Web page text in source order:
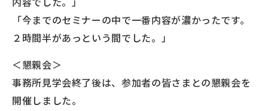
「今までのセミナーの中で一番内容が濃かったです。
２時間半があっという間でした。」
＜懇親会＞
事務所見学会終了後は、参加者の皆さまとの懇親会を
開催しました。